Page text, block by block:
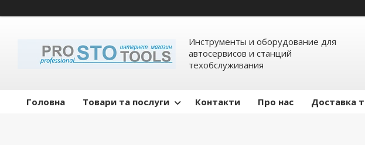
Инструменты и оборудование для
автосервисов и станций
техобслуживания
Головна Товари та послуги Контакти Про нас Доставка